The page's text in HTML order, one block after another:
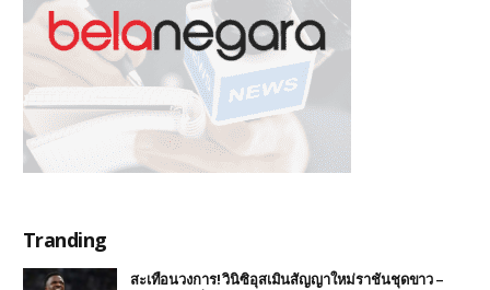
Tranding
สะเทือนวงการ! วินิซิอุสเมินสัญญาใหม่ราชันชุดขาว –